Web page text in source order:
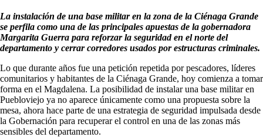
La instalación de una base militar en la zona de la Ciénaga Grande
se perfila como una de las principales apuestas de la gobernadora
Margarita Guerra para reforzar la seguridad en el norte del
departamento y cerrar corredores usados por estructuras criminales.
Lo que durante años fue una petición repetida por pescadores, líderes
comunitarios y habitantes de la Ciénaga Grande, hoy comienza a tomar
forma en el Magdalena. La posibilidad de instalar una base militar en
Puebloviejo ya no aparece únicamente como una propuesta sobre la
mesa, ahora hace parte de una estrategia de seguridad impulsada desde
la Gobernación para recuperar el control en una de las zonas más
sensibles del departamento.